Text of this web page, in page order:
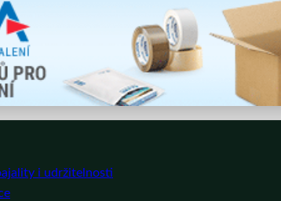
E-Commerce:
i udržitelnosti